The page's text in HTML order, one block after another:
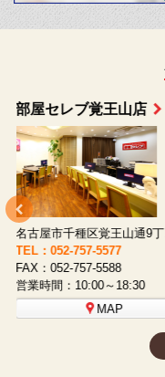
部屋セレブ上小田井店
名古屋市西区八筋町277 ...
TEL：052-508-5933
FAX：052-508-5930
営業時間：10:00～18:30
MAP